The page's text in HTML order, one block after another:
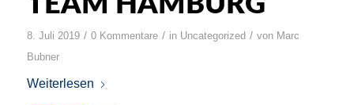
8. Juli 2019 / 0 Kommentare / in Uncategorized / von Marc
Bubner
Weiterlesen